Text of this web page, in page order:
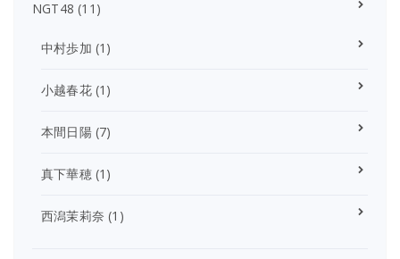
NGT48 (11)
中村歩加 (1)
小越春花(1)
本間日陽(7)
真下華穂(1)
西潟茉莉奈 (1)